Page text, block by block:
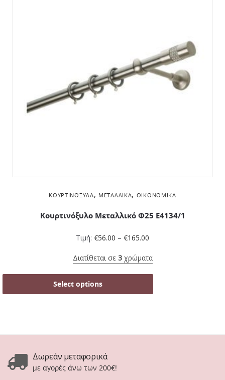
ΚΟΥΡΤΙΝΌΞΥΛΑ, ΜΕΤΑΛΛΙΚΆ, ΟΙΚΟΝΟΜΙΚΆ
Κουρτινόξυλο Μεταλλικό Φ25 Ε4134/1
Τιμή: €56.00 – €165.00
Διατίθεται σε 3χρώματα
Select options
Δωρεάν μεταφορικά
με αγορές άνω των 200€!